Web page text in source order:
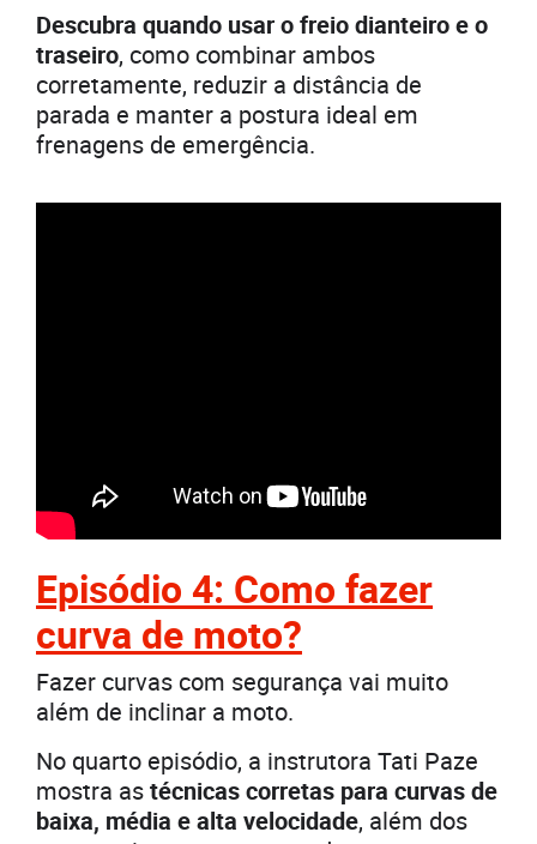
Descubra quando usar o freio dianteiro e o
traseiro, como combinar ambos
corretamente, reduzir a distância de
parada e manter a postura ideal em
frenagens de emergência.
Episódio 4: Como fazer
curva de moto?
Fazer curvas com segurança vai muito
além de inclinar a moto.
No quarto episódio, a instrutora Tati Paze
mostra astécnicas corretas para curvas de
baixa, média e alta velocidade, além dos